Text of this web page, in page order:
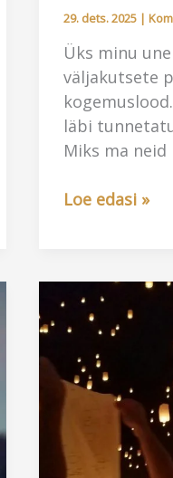
29. dets. 2025 |
Üks minu
väljakutsete
läbi
Miks ma neid
Kuidas
seest?
Kogemuste
osa
Loe edasi »